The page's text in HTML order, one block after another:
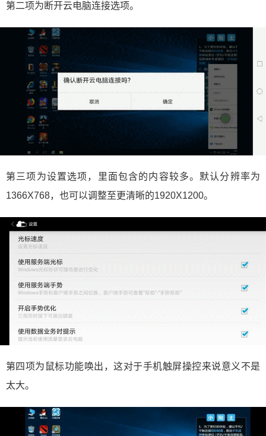
第二项为断开云电脑连接选项。
第三项为设置选项，里面包含的内容较多。默认分辨率为
1366X768，也可以调整至更清晰的1920X1200。
第四项为鼠标功能唤出，这对于手机触屏操控来说意义不是
太大。